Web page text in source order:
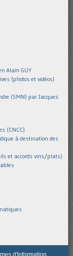
Alain GUY
(photos et vidéos)
(SMN) par Jacques
(CNCC)
à destination des
et accords vins/plats)